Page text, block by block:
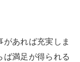
あれば充実しま
ば満足が得られる